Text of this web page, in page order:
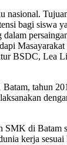
nasional.
bagi siswa
dalam
BSDC, Lea
tahun
SMK di Batam
kerja